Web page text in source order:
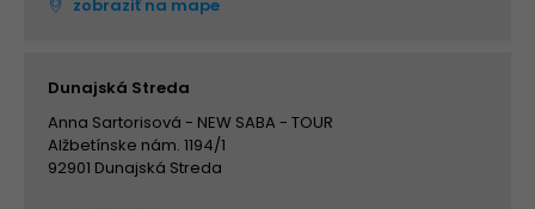
zobraziť na mape
Dunajská Streda
Anna Sartorisová - NEW SABA - TOUR
Alžbetínske nám. 1194/1
92901 Dunajská Streda